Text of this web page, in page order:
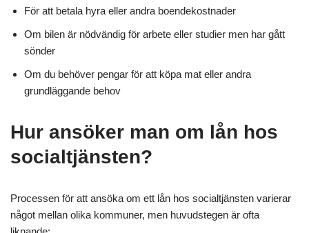
För att betala hyra eller andra boendekostnader
Om bilen är nödvändig för arbete eller studier men har gått
sönder
Om du behöver pengar för att köpa mat eller andra
grundläggande behov
Hur ansöker man om lån hos
socialtjänsten?
Processen för att ansöka om ett lån hos socialtjänsten varierar
något mellan olika kommuner, men huvudstegen är ofta